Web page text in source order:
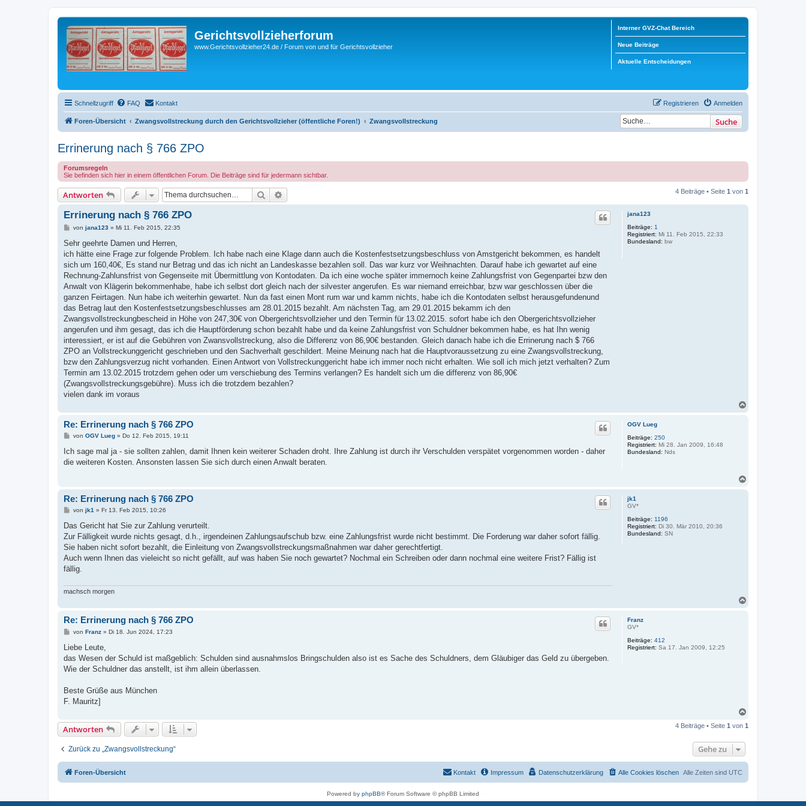
Gerichtsvollzieherforum
www.Gerichtsvollzieher24.de / Forum von und für Gerichtsvollzieher
Interner GVZ-Chat Bereich
Neue Beiträge
Aktuelle Entscheidungen
Schnellzugriff FAQ Kontakt Anmelden
Registrieren
Foren-Übersicht Zwangsvollstreckung durch den Gerichtsvollzieher (öffentliche Foren!) Zwangsvollstreckung Suche
Errinerung nach § 766 ZPO
Forumsregeln
Sie befinden sich hier in einem öffentlichen Forum. Die Beiträge sind für jedermann sichtbar.
Antworten Suche 4 Beiträge • Seite 1 von 1
jana123
Beiträge: 1
Registriert: Mi 11. Feb 2015, 22:33
Bundesland: bw
Errinerung nach § 766 ZPO
B
i
r
a
von jana123» Mi 11. Feb 2015, 22:35
Sehr geehrte Damen und Herren,
ich hätte eine Frage zur folgende Problem. Ich habe nach eine Klage dann auch die Kostenfestsetzungsbeschluss von Amstgericht bekommen, es handelt
sich um 160,40€, Es stand nur Betrag und das ich nicht an Landeskasse bezahlen soll. Das war kurz vor Weihnachten. Darauf habe ich gewartet auf eine
Rechnung-Zahlunsfrist von Gegenseite mit Übermittlung von Kontodaten. Da ich eine woche später immernoch keine Zahlungsfrist von Gegenpartei bzw den
Anwalt von Klägerin bekommenhabe, habe ich selbst dort gleich nach der silvester angerufen. Es war niemand erreichbar, bzw war geschlossen über die
ganzen Feirtagen. Nun habe ich weiterhin gewartet. Nun da fast einen Mont rum war und kamm nichts, habe ich die Kontodaten selbst herausgefundenund
das Betrag laut den Kostenfestsetzungsbeschlusses am 28.01.2015 bezahlt. Am nächsten Tag, am 29.01.2015 bekamm ich den
Zwangsvollstreckungbescheid in Höhe von 247,30€ von Obergerichtsvollzieher und den Termin für 13.02.2015. sofort habe ich den Obergerichtsvollzieher
angerufen und ihm gesagt, das ich die Hauptförderung schon bezahlt habe und da keine Zahlungsfrist von Schuldner bekommen habe, es hat Ihn wenig
interessiert, er ist auf die Gebühren von Zwansvollstreckung, also die Differenz von 86,90€ bestanden. Gleich danach habe ich die Errinerung nach $ 766
ZPO an Vollstreckunggericht geschrieben und den Sachverhalt geschildert. Meine Meinung nach hat die Hauptvoraussetzung zu eine Zwangsvollstreckung,
bzw den Zahlungsverzug nicht vorhanden. Einen Antwort von Vollstreckunggericht habe ich immer noch nicht erhalten. Wie soll ich mich jetzt verhalten? Zum
Termin am 13.02.2015 trotzdem gehen oder um verschiebung des Termins verlangen? Es handelt sich um die differenz von 86,90€
(Zwangsvollstreckungsgebühre). Muss ich die trotzdem bezahlen?
vielen dank im voraus
OGV Lueg
Beiträge: 250
Registriert: Mi 28. Jan 2009, 16:48
Bundesland: Nds
Re: Errinerung nach § 766 ZPO
B
i
r
von OGV Lueg» Do 12. Feb 2015, 19:11
Ich sage mal ja - sie sollten zahlen, damit Ihnen kein weiterer Schaden droht. Ihre Zahlung ist durch ihr Verschulden verspätet vorgenommen worden - daher
die weiteren Kosten. Ansonsten lassen Sie sich durch einen Anwalt beraten.
jk1
GV*
Beiträge: 1196
Registriert: Di 30. Mär 2010, 20:36
Bundesland: SN
Re: Errinerung nach § 766 ZPO
B
i
r
a
von jk1» Fr 13. Feb 2015, 10:26
Das Gericht hat Sie zur Zahlung verurteilt.
Zur Fälligkeit wurde nichts gesagt, d.h., irgendeinen Zahlungsaufschub bzw. eine Zahlungsfrist wurde nicht bestimmt. Die Forderung war daher sofort fällig.
Sie haben nicht sofort bezahlt, die Einleitung von Zwangsvollstreckungsmaßnahmen war daher gerechtfertigt.
Auch wenn Ihnen das vieleicht so nicht gefällt, auf was haben Sie noch gewartet? Nochmal ein Schreiben oder dann nochmal eine weitere Frist? Fällig ist
fällig.
machsch morgen
Franz
GV*
Beiträge: 412
Registriert: Sa 17. Jan 2009, 12:25
Re: Errinerung nach § 766 ZPO
B
i
r
a
von Franz» Di 18. Jun 2024, 17:23
Liebe Leute,
das Wesen der Schuld ist maßgeblich: Schulden sind ausnahmslos Bringschulden also ist es Sache des Schuldners, dem Gläubiger das Geld zu übergeben.
Wie der Schuldner das anstellt, ist ihm allein überlassen.
Beste Grüße aus München
F. Mauritz]
c
Antworten 4 Beiträge • Seite 1 von 1
Zurück zu „Zwangsvollstreckung“ Gehe zu
Foren-Übersicht Alle Zeiten sind UTC
Alle Cookies löschen
Datenschutzerklärung
Impressum
Kontakt
Powered by phpBB® Forum Software © phpBB Limited